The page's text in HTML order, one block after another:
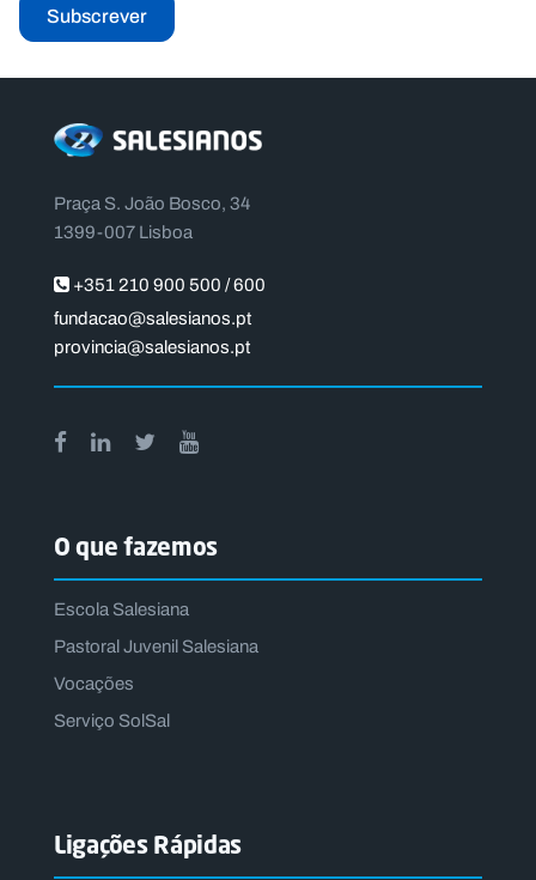
Subscrever
Praça S. João Bosco, 34
1399-007 Lisboa
+351 210 900 500 / 600
fundacao@salesianos.pt
provincia@salesianos.pt
O que fazemos
Escola Salesiana
Pastoral Juvenil Salesiana
Vocações
Serviço SolSal
Ligações Rápidas